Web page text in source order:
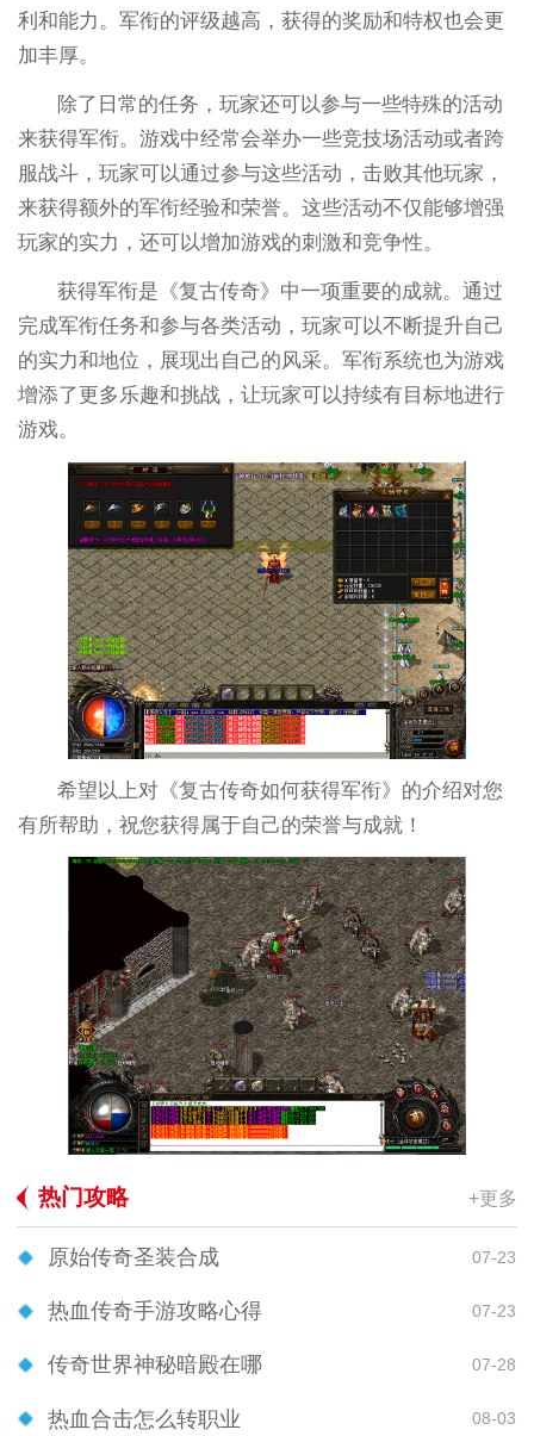
利和能力。军衔的评级越高，获得的奖励和特权也会更
加丰厚。
除了日常的任务，玩家还可以参与一些特殊的活动
来获得军衔。游戏中经常会举办一些竞技场活动或者跨
服战斗，玩家可以通过参与这些活动，击败其他玩家，
来获得额外的军衔经验和荣誉。这些活动不仅能够增强
玩家的实力，还可以增加游戏的刺激和竞争性。
获得军衔是《复古传奇》中一项重要的成就。通过
完成军衔任务和参与各类活动，玩家可以不断提升自己
的实力和地位，展现出自己的风采。军衔系统也为游戏
增添了更多乐趣和挑战，让玩家可以持续有目标地进行
游戏。
希望以上对《复古传奇如何获得军衔》的介绍对您
有所帮助，祝您获得属于自己的荣誉与成就！
热门攻略 +更多
原始传奇圣装合成 07-23
热血传奇手游攻略心得 07-23
传奇世界神秘暗殿在哪 07-28
热血合击怎么转职业 08-03